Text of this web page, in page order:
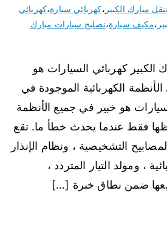
مبارك الكبير ،كهربائي سيارة،كهربائي
،مكيف سيارة،نصليح سيارات مبارك
الكبير كهربائي السيارات هو
الكهربائية الموجودة في
هو خبير في جميع الأنظمة
فقط عندما يحدث خطأ ما. تقع
التشخيصية ، ونظام الإنذار
، ومولد التيار المتردد ،
ضمن نطاق خبرة […]